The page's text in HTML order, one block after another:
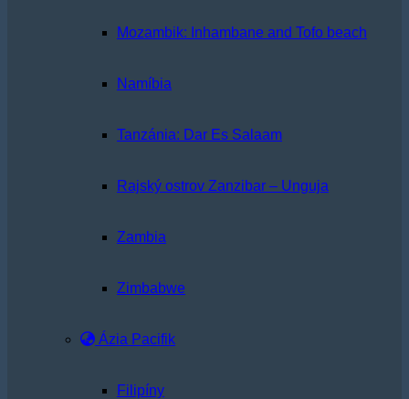
Mozambik: Inhambane and Tofo beach
Namíbia
Tanzánia: Dar Es Salaam
Rajský ostrov Zanzibar – Unguja
Zambia
Zimbabwe
Ázia Pacifik
Filipíny